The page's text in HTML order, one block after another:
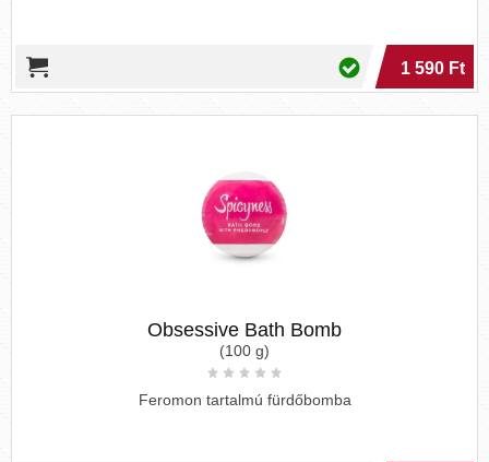
1 590 Ft
Obsessive Bath Bomb
(100 g)
Feromon tartalmú fürdőbomba